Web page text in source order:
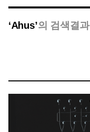
‘Ahus’의 검색결과